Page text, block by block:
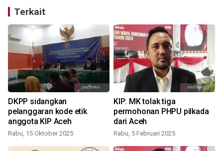
Terkait
DKPP sidangkan
pelanggaran kode etik
anggota KIP Aceh
Rabu, 15 Oktober 2025
KIP: MK tolak tiga
permohonan PHPU pilkada
dari Aceh
Rabu, 5 Februari 2025